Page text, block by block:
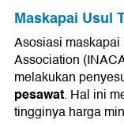
Maskapai Usul
Asosiasi
Association
melakukan
pesawat. Hal ini
tingginya harga